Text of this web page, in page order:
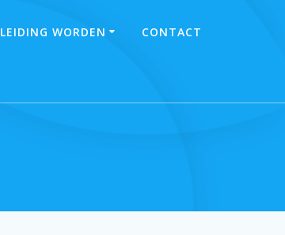
LEIDING WORDEN CONTACT